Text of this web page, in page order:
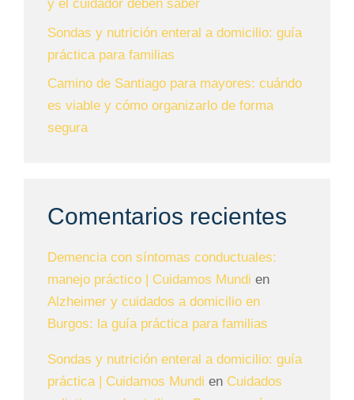
y el cuidador deben saber
Sondas y nutrición enteral a domicilio: guía
práctica para familias
Camino de Santiago para mayores: cuándo
es viable y cómo organizarlo de forma
segura
Comentarios recientes
Demencia con síntomas conductuales:
manejo práctico | Cuidamos Mundi en
Alzheimer y cuidados a domicilio en
Burgos: la guía práctica para familias
Sondas y nutrición enteral a domicilio: guía
práctica | Cuidamos Mundi en Cuidados